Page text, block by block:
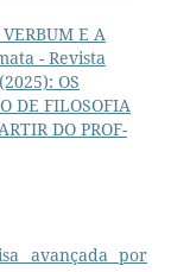
VERBUM E A
- Revista
OS
DE FILOSOFIA
DO PROF-
avançada por